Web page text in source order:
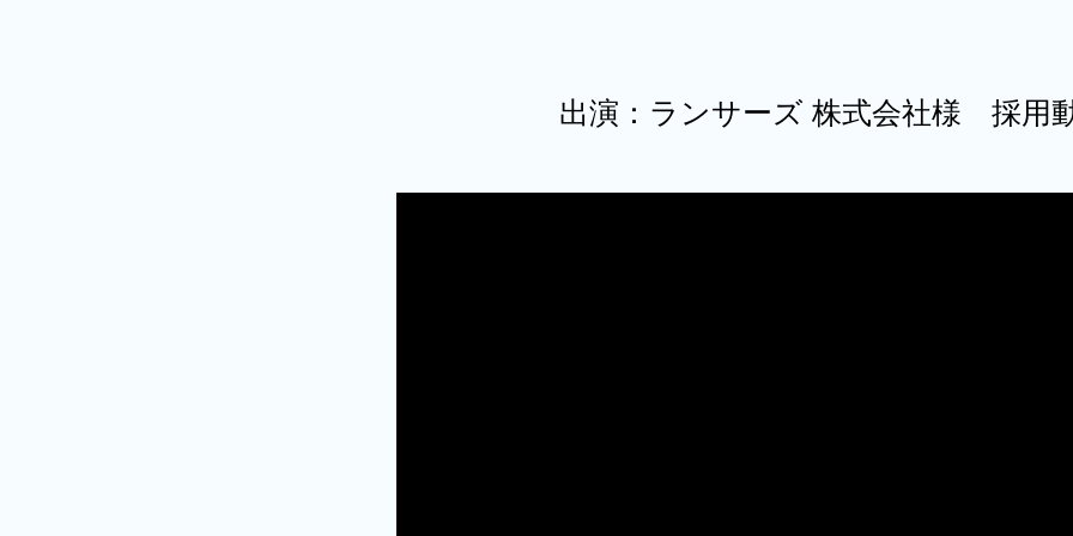
出演：ランサーズ 株式会社様 採用